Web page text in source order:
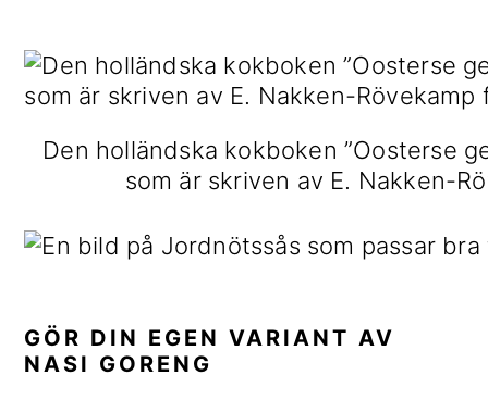
Den holländska kokboken ”Oosterse
som är skriven av E. Nakken-
GÖR DIN EGEN VARIANT AV
NASI GORENG